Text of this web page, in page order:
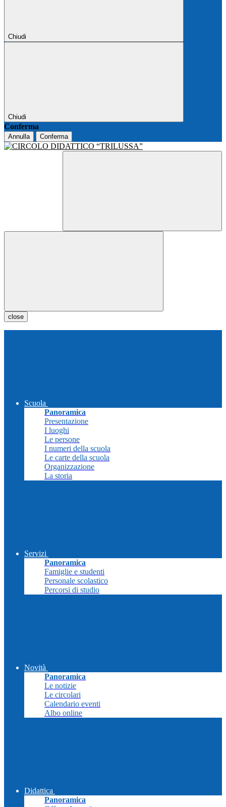
Chiudi
Chiudi
Conferma
Annulla Conferma
close
Scuola
Panoramica
Presentazione
I luoghi
Le persone
I numeri della scuola
Le carte della scuola
Organizzazione
La storia
Servizi
Panoramica
Famiglie e studenti
Personale scolastico
Percorsi di studio
Novità
Panoramica
Le notizie
Le circolari
Calendario eventi
Albo online
Didattica
Panoramica